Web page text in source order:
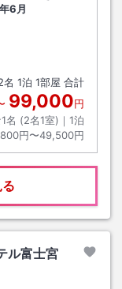
6月
名 1泊 1部屋 合計
99,000円
名 (2名1室)｜ 1泊
円〜49,500円
ル富士宮